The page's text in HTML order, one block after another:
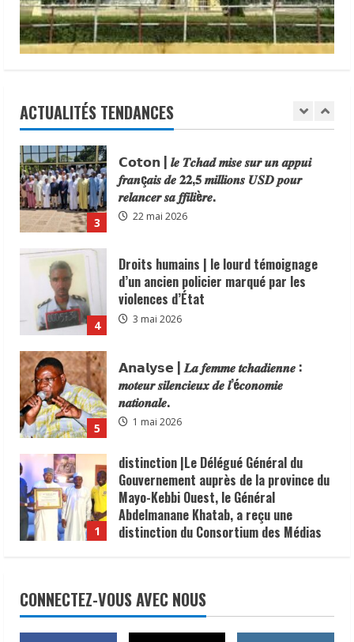
ACTUALITÉS TENDANCES
1
distinction du Consortium des Médias
Digitaux en reconnaissance de son
engagement en faveur du
dans sa circonscription administrative.
6 juin 2026
2
N’Djamena | la commune du6ᵉ
la ccirculation.
2 juin 2026
3
𝗖𝗼𝘁𝗼𝗻 | 𝒍𝒆 𝑻𝒄𝒉𝒂𝒅 𝒎𝒊𝒔𝒆 𝒔𝒖𝒓 𝒖𝒏 𝒂𝒑𝒑𝒖𝒊
𝒇𝒓𝒂𝒏ç𝒂𝒊𝒔 𝒅𝒆 𝟐𝟐,𝟓 𝒎𝒊𝒍𝒍𝒊𝒐𝒏𝒔 𝑼𝑺𝑫 𝒑𝒐𝒖𝒓
𝒓𝒆𝒍𝒂𝒏𝒄𝒆𝒓 𝒔𝒂 𝒇𝒇𝒊𝒍𝒊è𝒓𝒆.
22 mai 2026
4
Droits humains | le lourd témoignage
d’un ancien policier marqué par les
violences d’État
3 mai 2026
5
𝗔𝗻𝗮𝗹𝘆𝘀𝗲 | 𝑳𝒂 𝒇𝒆𝒎𝒎𝒆 𝒕𝒄𝒉𝒂𝒅𝒊𝒆𝒏𝒏𝒆 :
𝒎𝒐𝒕𝒆𝒖𝒓 𝒔𝒊𝒍𝒆𝒏𝒄𝒊𝒆𝒖𝒙 𝒅𝒆 𝒍’é𝒄𝒐𝒏𝒐𝒎𝒊𝒆
𝒏𝒂𝒕𝒊𝒐𝒏𝒂𝒍𝒆.
1 mai 2026
1
distinction |Le Délégué Général du
Gouvernement auprès de la province du
Mayo-Kebbi Ouest, le Général
Abdelmanane Khatab, a reçu une
distinction du Consortium des Médias
cohésion sociale et du vivre-ensemble
dans sa circonscription administrative.
2
dégagement des trotoirs pour fluidifier
la ccirculation.
CONNECTEZ-VOUS AVEC NOUS